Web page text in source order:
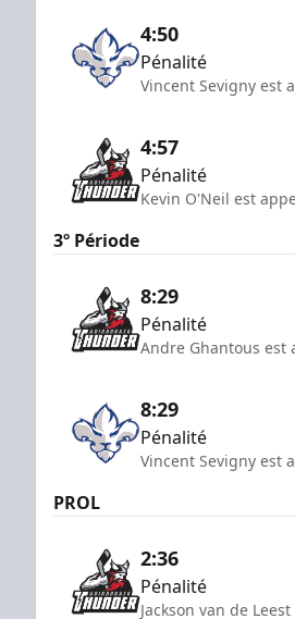
4:50
Pénalité
Vincent Sevigny est
4:57
Pénalité
Kevin O'Neil est
3º Période
8:29
Pénalité
Andre Ghantous est
8:29
Pénalité
Vincent Sevigny est
PROL
2:36
Pénalité
Jackson van de